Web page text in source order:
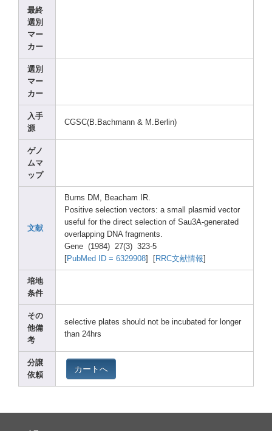
最終
選別
マー
カー
選別
マー
カー
入手
源
CGSC(B.Bac hmann & M.Ber lin)
ゲノ
ムマ
ップ
文献
Burns DM, Beacham IR.
Positive selection vectors: a small plasmid vector
usefu l for the direct selection of Sau3A-generated
overl apping DNA fragments.
Gene (1984) 27(3) 323-5
PubMed ID = 6329908 RRC文献情報
培地
条件
その
他備
考
selective plates shoul d not be incubated for longer
than 24hrs
分譲
依頼
カートへ